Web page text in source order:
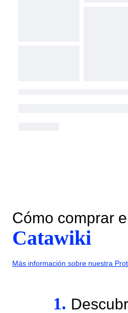
Cómo comprar
Catawiki
Más información sobre nuestra
1.